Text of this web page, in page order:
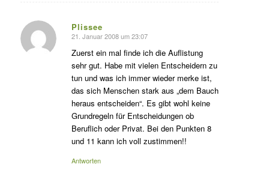
Plissee
s
agte:
21. Januar 2008 um 23:07
Zuerst ein mal finde ich die Auflistung
sehr gut. Habe mit vielen Entscheidern zu
tun und was ich immer wieder merke ist,
das sich Menschen stark aus „dem Bauch
heraus entscheiden“. Es gibt wohl keine
Grundregeln für Entscheidungen ob
Beruflich oder Privat. Bei den Punkten 8
und 11 kann ich voll zustimmen!!
Antworten